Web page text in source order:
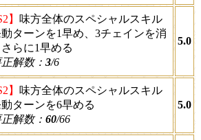
】 味方全体のスペシャルスキル
ターンを1早め、3チェインを消
らに1早める
解数： 3/6
5.0
】 味方全体のスペシャルスキル
ターンを6早める
解数： 60/66
5.0